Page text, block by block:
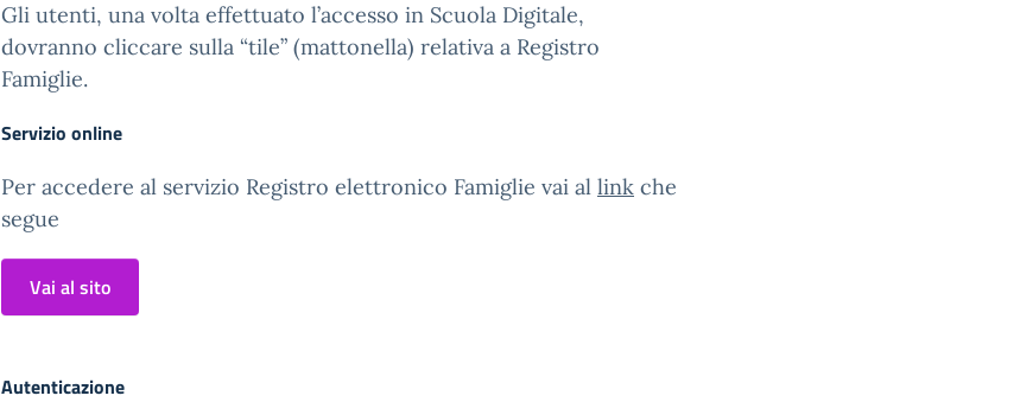
Gli utenti, una volta effettuato l’accesso in Scuola Digitale,
dovranno cliccare sulla “tile” (mattonella) relativa a Registro
Famiglie.
Servizio online
Per accedere al servizio Registro elettronico Famiglie vai al link che
segue
Vai al sito
Autenticazione